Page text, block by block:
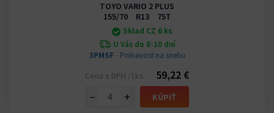
TOYO VARIO 2 PLUS
155/70 R13 75T
Sklad CZ 6 ks
U Vás do 8-10 dní
3PMSF- Priľnavosť na snehu
Cena s DPH /1ks
59,22 €
−
+ KÚPIŤ